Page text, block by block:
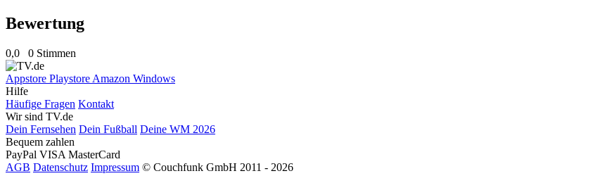
Bewertung
0,0 0 Stimmen
Appstore Playstore Amazon Windows
Hilfe
Häufige Fragen Kontakt
Wir sind TV.de
Dein Fernsehen Dein Fußball Deine WM 2026
Bequem zahlen
PayPal VISA MasterCard
AGB Datenschutz Impressum © Couchfunk GmbH 2011 - 2026